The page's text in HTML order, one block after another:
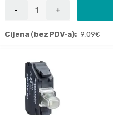
Cijena (bez PDV-a): 9,09€